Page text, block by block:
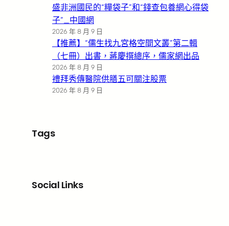
盛非洲國民的“糧袋子”和“錢查包養網心得袋
子”_中國網
2026 年 8 月 9 日
【推薦】“儒生找九宮格空間文叢”第二輯
（七冊）出書，蔣慶撰總序，儒家網出品
2026 年 8 月 9 日
禮拜秀傳醫院供膳五可關注股票
2026 年 8 月 9 日
Tags
Social Links